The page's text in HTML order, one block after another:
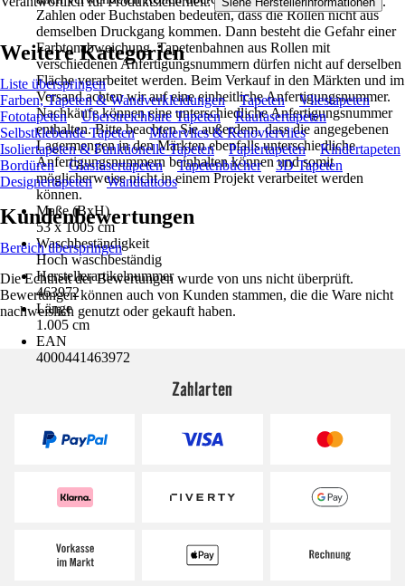
Zahlen oder Buchstaben bedeuten, dass die Rollen nicht aus
demselben Druckgang kommen. Dann besteht die Gefahr einer
Farbtonabweichung. Tapetenbahnen aus Rollen mit
verschiedenen Anfertigungsnummern dürfen nicht auf derselben
Fläche verarbeitet werden. Beim Verkauf in den Märkten und im
Versand achten wir auf eine einheitliche Anfertigungsnummer.
Nachkäufe können eine unterschiedliche Anfertigungsnummer
enthalten. Bitte beachten Sie außerdem, dass die angegebenen
Lagermengen in den Märkten ebenfalls unterschiedliche
Anfertigungsnummern beinhalten können und somit
möglicherweise nicht in einem Projekt verarbeitet werden
können.
Maße (BxH)
53 x 1005 cm
Waschbeständigkeit
Hoch waschbeständig
Herstellerartikelnummer
463972
Länge
1.005 cm
EAN
4000441463972
Weitere Kategorien
Liste überspringen
Farben, Tapeten & Wandverkleidungen
Tapeten
Vliestapeten
Fototapeten
Überstreichbare Tapeten
Raufasertapeten
Selbstklebende Tapeten
Malervlies & Renoviervlies
Isoliertapeten & Funktionelle Tapeten
Papiertapeten
Kindertapeten
Bordüren
Glasfasertapeten Tapetenbücher
3D Tapeten
Designertapeten
Wandtattoos
Kundenbewertungen
Bereich überspringen
Die Echtheit der Bewertungen wurde von uns nicht überprüft.
Bewertungen können auch von Kunden stammen, die die Ware nicht
nachweislich genutzt oder gekauft haben.
Zahlarten